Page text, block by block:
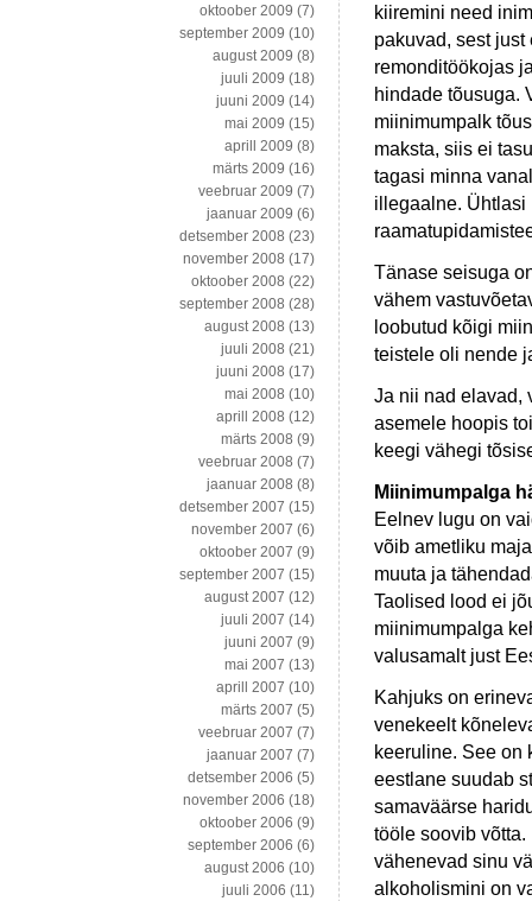
kiiremini need
pakuvad, sest
remonditöökojas
hindade tõusuga.
miinimumpalk
maksta, siis ei
tagasi minna
illegaalne. Ühtlasi
Tänase seisuga
vähem
loobutud kõigi
teistele oli nende
Ja nii nad elavad,
asemele hoopis
keegi vähegi
Miinimumpalga
Eelnev lugu on
võib ametliku
muuta ja
Taolised lood ei
miinimumpalga
valusamalt just
Kahjuks on
venekeelt
keeruline. See on
eestlane suudab
samaväärse
tööle soovib
vähenevad sinu
alkoholismini on
oktoober 2009 (7)
september 2009 (10)
august 2009 (8)
juuli 2009 (18)
juuni 2009 (14)
mai 2009 (15)
aprill 2009 (8)
märts 2009 (16)
veebruar 2009 (7)
jaanuar 2009 (6)
detsember 2008 (23)
november 2008 (17)
oktoober 2008 (22)
september 2008 (28)
august 2008 (13)
juuli 2008 (21)
juuni 2008 (17)
mai 2008 (10)
aprill 2008 (12)
märts 2008 (9)
veebruar 2008 (7)
jaanuar 2008 (8)
detsember 2007 (15)
november 2007 (6)
oktoober 2007 (9)
september 2007 (15)
august 2007 (12)
juuli 2007 (14)
juuni 2007 (9)
mai 2007 (13)
aprill 2007 (10)
märts 2007 (5)
veebruar 2007 (7)
jaanuar 2007 (7)
detsember 2006 (5)
november 2006 (18)
oktoober 2006 (9)
september 2006 (6)
august 2006 (10)
juuli 2006 (11)